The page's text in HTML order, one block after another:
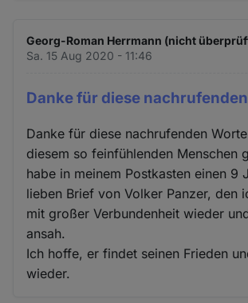
Georg-Roman Herrmann (nicht
Sa. 15 Aug 2020 - 11:46
Danke für diese nachrufenden
Danke für diese nachrufenden
diesem so feinfühlenden Menschen
habe in meinem Postkasten einen 9
lieben Brief von Volker Panzer, den
mit großer Verbundenheit wieder
ansah.
Ich hoffe, er findet seinen Frieden
wieder.